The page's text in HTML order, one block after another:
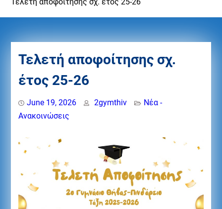
Τελετή αποφοίτησης σχ.
έτος 25-26
June 19, 2026 2gymthiv
Νέα -
Ανακοινώσεις